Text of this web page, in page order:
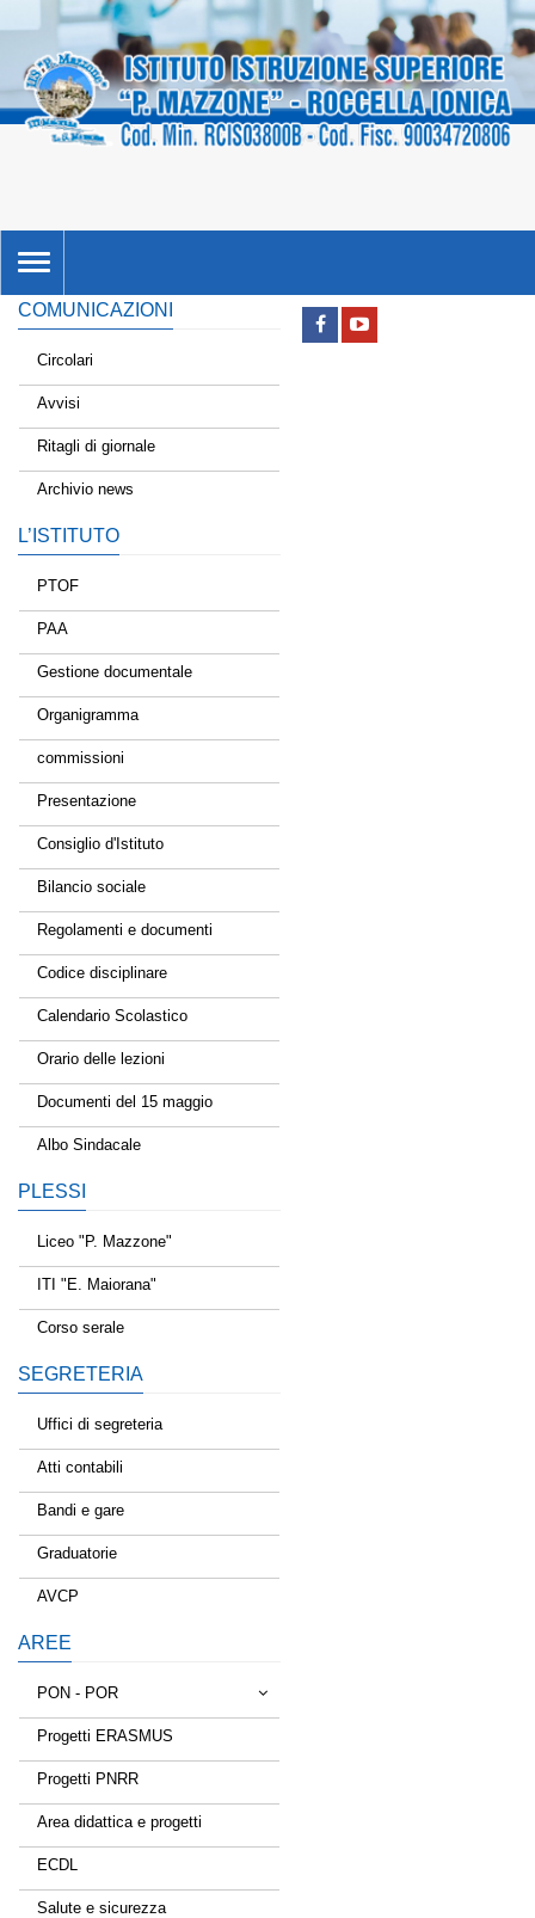
TOGGLE
NAVIGATION
COMUNICAZIONI
Circolari
Avvisi
Ritagli di giornale
Archivio news
L’ISTITUTO
PTOF
PAA
Gestione documentale
Organigramma
commissioni
Presentazione
Consiglio d'Istituto
Bilancio sociale
Regolamenti e documenti
Codice disciplinare
Calendario Scolastico
Orario delle lezioni
Documenti del 15 maggio
Albo Sindacale
PLESSI
Liceo "P. Mazzone"
ITI "E. Maiorana"
Corso serale
SEGRETERIA
Uffici di segreteria
Atti contabili
Bandi e gare
Graduatorie
AVCP
AREE
PON - POR
Tessere la rete
Estate a scuola
Scuola d'estate
Progetti ERASMUS
Progetti PNRR
Area didattica e progetti
ECDL
Salute e sicurezza